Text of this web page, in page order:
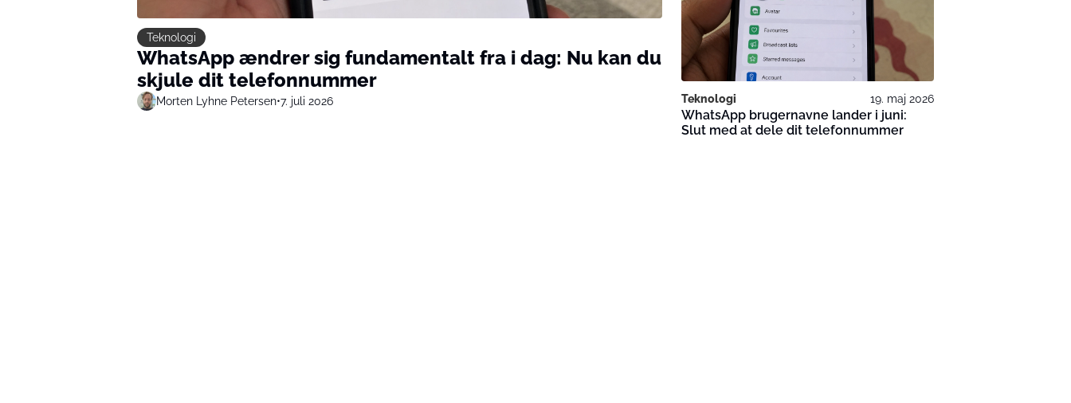
Teknologi
WhatsApp ændrer sig fundamentalt fra i dag: Nu kan du
skjule dit telefonnummer
Morten Lyhne Petersen•7. juli 2026 Teknologi 19. maj 2026
WhatsApp brugernavne lander i juni:
Slut med at dele dit telefonnummer